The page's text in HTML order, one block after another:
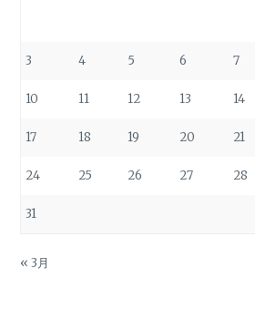
3 4 5 6 7
10 11 12 13 14
17 18 19 20 21
24 25 26 27 28
31
« 3月